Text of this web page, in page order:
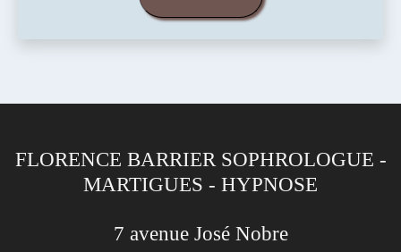
FLORENCE BARRIER SOPHROLOGUE -
MARTIGUES - HYPNOSE
7 avenue José Nobre